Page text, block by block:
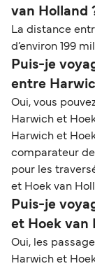
van Holland
La distance
d’environ 199
Puis-je
entre
Oui, vous
Harwich et
Harwich et
comparateur
pour les
et Hoek van
Puis-je
et Hoek van
Oui, les
Harwich et